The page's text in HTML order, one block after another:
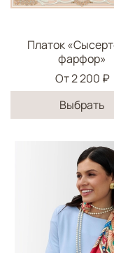
Платок
фарфор»
От2 200 ₽
Выбрать